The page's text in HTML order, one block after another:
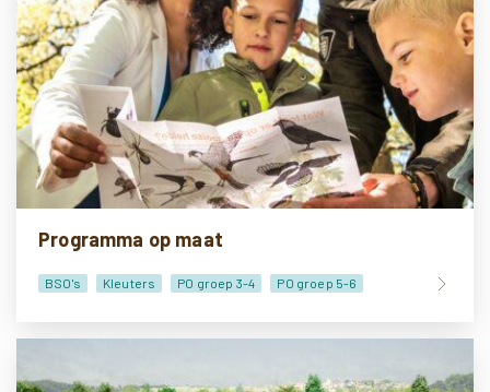
Programma op maat
BSO's Kleuters PO groep 3-4
PO groep 5-6